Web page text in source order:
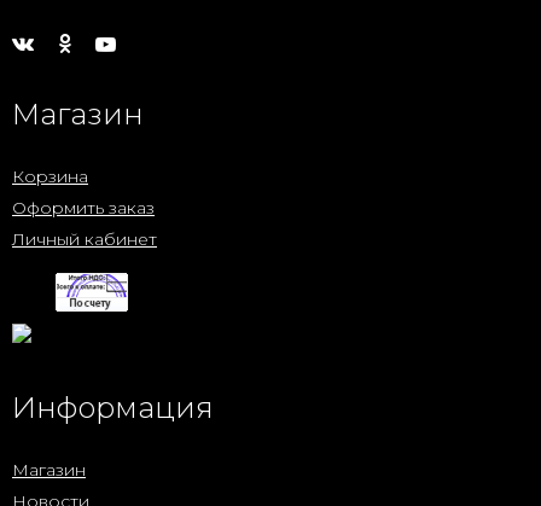
Магазин
Корзина
Оформить заказ
Личный кабинет
Информация
Магазин
Новости